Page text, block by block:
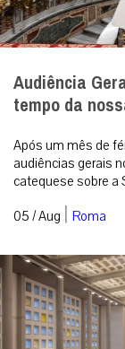
Audiência
tempo da
Após um mês de
audiências gerais
catequese sobre a
05 / Aug | Roma